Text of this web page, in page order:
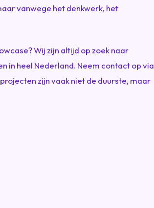
vanwege het denkwerk, het
Wij zijn altijd op zoek naar
in heel Nederland. Neem contact op via
zijn vaak niet de duurste, maar